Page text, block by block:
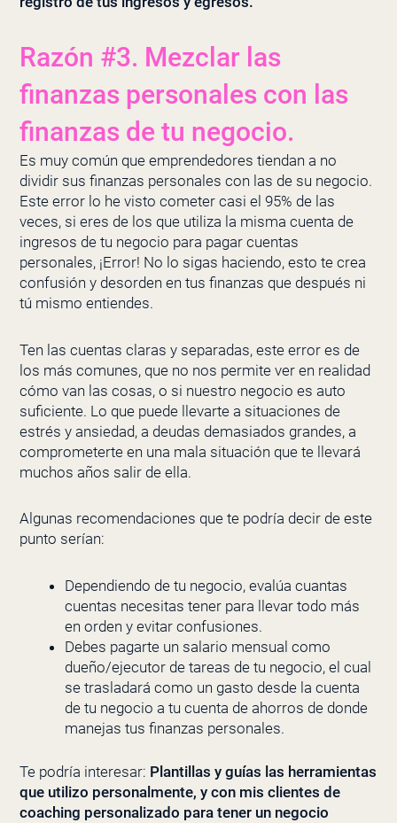
Razón #3. Mezclar las
finanzas personales con las
finanzas de tu negocio.
Es muy común que emprendedores tiendan a no
dividir sus finanzas personales con las de su negocio.
Este error lo he visto cometer casi el 95% de las
veces, si eres de los que utiliza la misma cuenta de
ingresos de tu negocio para pagar cuentas
personales, ¡Error! No lo sigas haciendo, esto te crea
confusión y desorden en tus finanzas que después ni
tú mismo entiendes.
Ten las cuentas claras y separadas, este error es de
los más comunes, que no nos permite ver en realidad
cómo van las cosas, o si nuestro negocio es auto
suficiente. Lo que puede llevarte a situaciones de
estrés y ansiedad, a deudas demasiados grandes, a
comprometerte en una mala situación que te llevará
muchos años salir de ella.
Algunas recomendaciones que te podría decir de este
punto serían:
Dependiendo de tu negocio, evalúa cuantas
cuentas necesitas tener para llevar todo más
en orden y evitar confusiones.
Debes pagarte un salario mensual como
dueño/ejecutor de tareas de tu negocio, el cual
se trasladará como un gasto desde la cuenta
de tu negocio a tu cuenta de ahorros de donde
manejas tus finanzas personales.
Te podría interesar: Plantillas y guías las herramientas
que utilizo personalmente, y con mis clientes de
coaching personalizado para tener un negocio